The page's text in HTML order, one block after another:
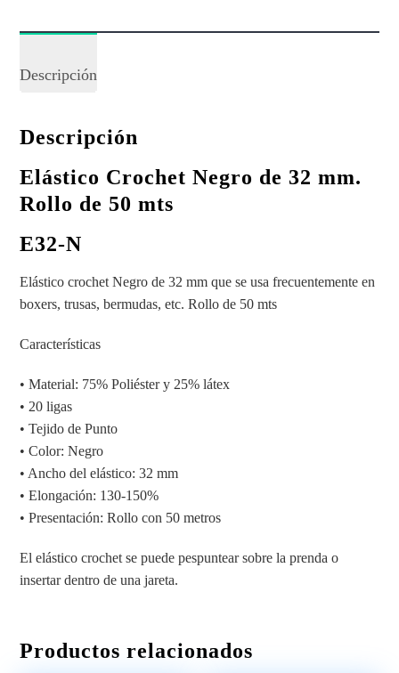
Descripción
Descripción
Elástico Crochet Negro de 32 mm.
Rollo de 50 mts
E32-N
Elástico crochet Negro de 32 mm que se usa frecuentemente en
boxers, trusas, bermudas, etc. Rollo de 50 mts
Características
• Material: 75% Poliéster y 25% látex
• 20 ligas
• Tejido de Punto
• Color: Negro
• Ancho del elástico: 32 mm
• Elongación: 130-150%
• Presentación: Rollo con 50 metros
El elástico crochet se puede pespuntear sobre la prenda o
insertar dentro de una jareta.
Productos relacionados